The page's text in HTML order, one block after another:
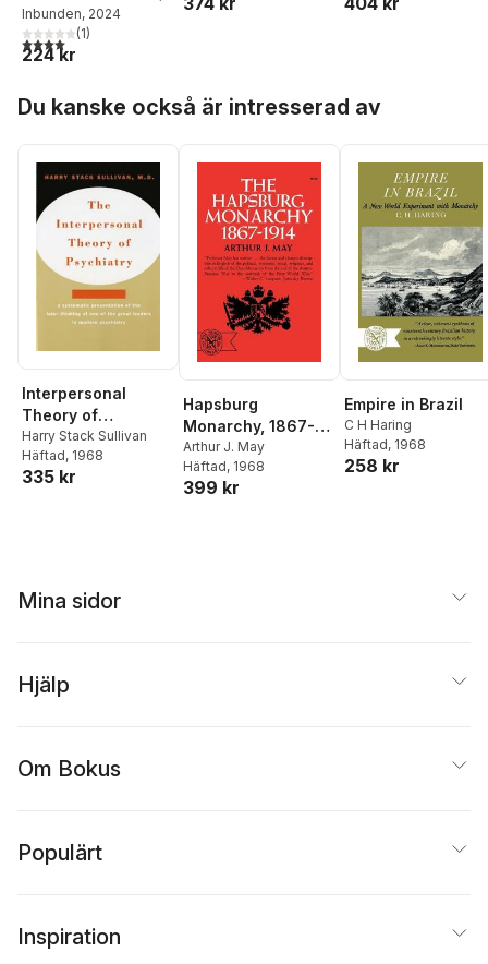
Lucius Annaeus Seneca
Inbunden, 2024
4,0utav 5 stjärnor. Totalt antal röster:
(1)
224 kr
Du kanske också är intresserad av
Interpersonal
Theory of
Psychiatry
Harry Stack Sullivan
Häftad, 1968
335 kr
Hapsburg
Monarchy, 1867-
1914
Arthur J. May
Häftad, 1968
399 kr
Empire in Brazil
C H Haring
Häftad, 1968
258 kr
Mina sidor
Hjälp
Om Bokus
Populärt
Inspiration